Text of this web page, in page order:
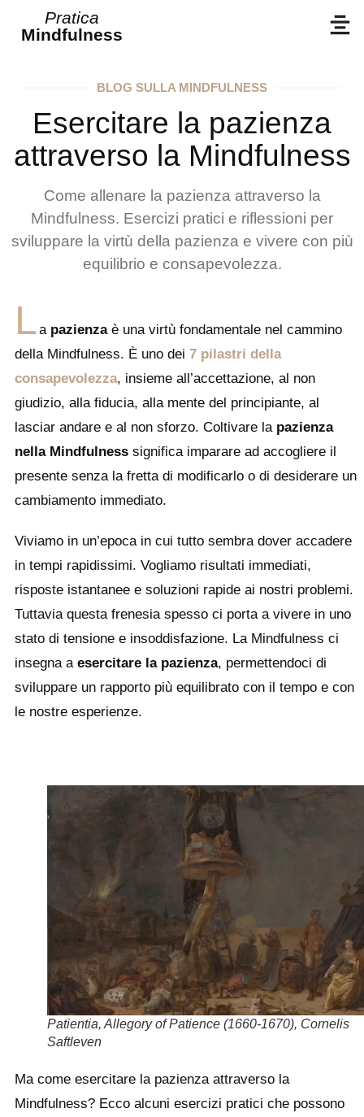
Pratica
Mindfulness
BLOG SULLA MINDFULNESS
Esercitare la pazienza
attraverso la Mindfulness
Come allenare la pazienza attraverso la
Mindfulness. Esercizi pratici e riflessioni per
sviluppare la virtù della pazienza e vivere con più
equilibrio e consapevolezza.
L a pazienzaè una virtù fondamentale nel cammino
della Mindfulness. È uno dei 7 pilastri della
consapevolezza, insieme all’accettazione, al non
giudizio, alla fiducia, alla mente del principiante, al
lasciar andare e al non sforzo. Coltivare la pazienza
nella Mindfulness significa imparare ad accogliere il
presente senza la fretta di modificarlo o di desiderare un
cambiamento immediato.
Viviamo in un’epoca in cui tutto sembra dover accadere
in tempi rapidissimi. Vogliamo risultati immediati,
risposte istantanee e soluzioni rapide ai nostri problemi.
Tuttavia questa frenesia spesso ci porta a vivere in uno
stato di tensione e insoddisfazione. La Mindfulness ci
insegna a esercitare la pazienza, permettendoci di
sviluppare un rapporto più equilibrato con il tempo e con
le nostre esperienze.
Patientia, Allegory of Patience (1660-1670), Cornelis
Saftleven
Ma come esercitare la pazienza attraverso la
Mindfulness? Ecco alcuni esercizi pratici che possono